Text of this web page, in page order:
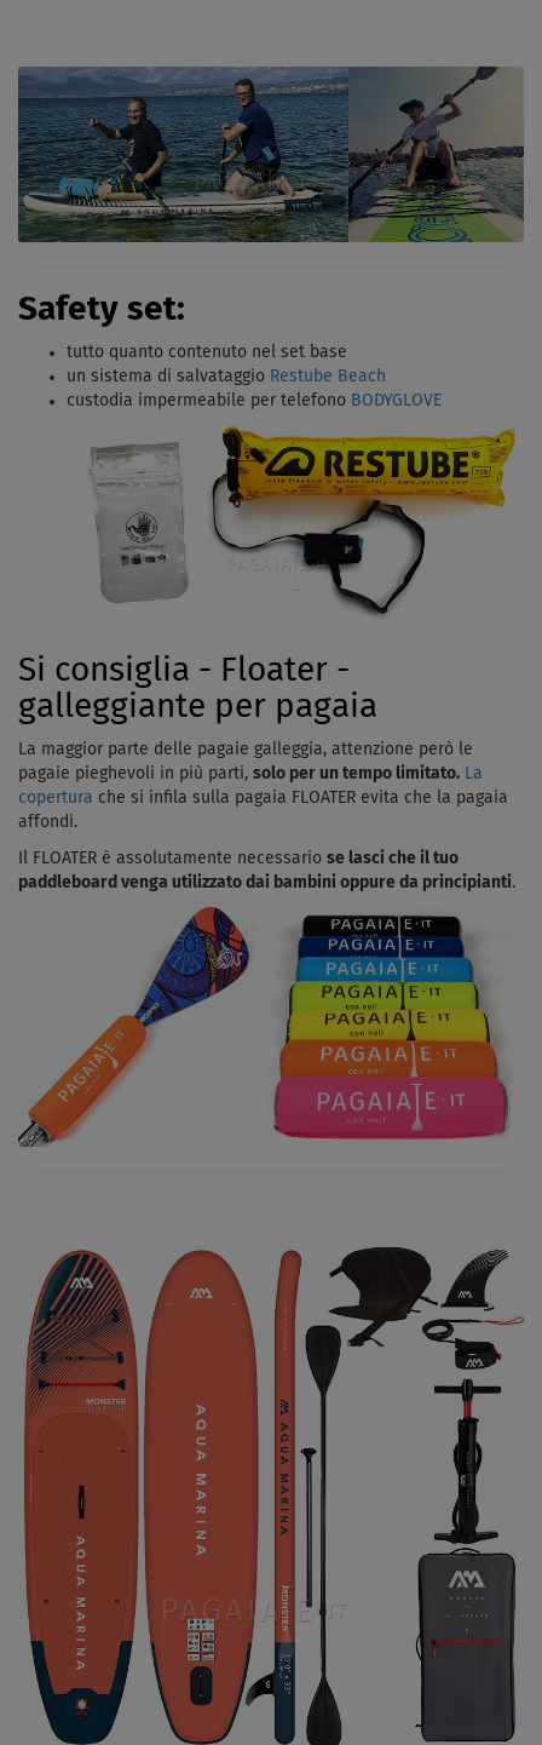
Safety set:
tutto quanto contenuto nel set base
un sistema di salvataggio Restube Beach
custodia impermeabile per telefono BODYGLOVE
Si consiglia - Floater -
galleggiante per pagaia
La maggior parte delle pagaie galleggia, attenzione però le
pagaie pieghevoli in più parti, solo per un tempo limitato. La
copertura che si infila sulla pagaia FLOATER evita che la pagaia
affondi.
Il FLOATER è assolutamente necessario se lasci che il tuo
paddleboard venga utilizzato dai bambini oppure da principianti.